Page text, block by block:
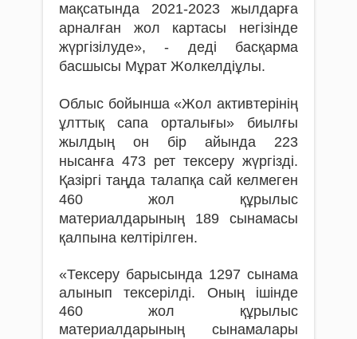
мақсатында 2021-2023 жылдарға
арналған жол картасы негізінде
жүргізілуде», - деді басқарма
басшысы Мұрат Жолкелдіұлы.
Облыс бойынша «Жол активтерінің
ұлттық сапа орталығы» биылғы
жылдың он бір айында 223
нысанға 473 рет тексеру жүргізді.
Қазіргі таңда талапқа сай келмеген
460 жол құрылыс
материалдарының 189 сынамасы
қалпына келтірілген.
«Тексеру барысында 1297 сынама
алынып тексерілді. Оның ішінде
460 жол құрылыс
материалдарының сынамалары